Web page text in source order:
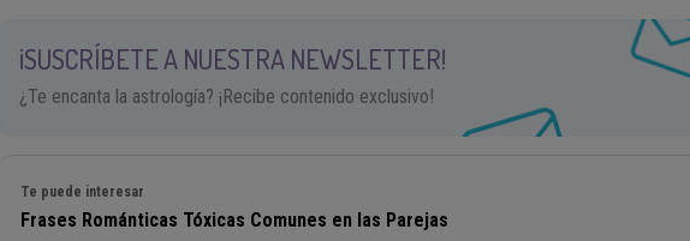
¡SUSCRÍBETE A NUESTRA NEWSLETTER!
¿Te encanta la astrología? ¡Recibe contenido exclusivo!
Te puede interesar
Frases Románticas Tóxicas Comunes en las Parejas